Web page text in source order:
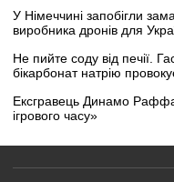
У Німеччині запобігли
виробника дронів для
Не пийте соду від печії.
бікарбонат натрію
Ексгравець Динамо
ігрового часу»